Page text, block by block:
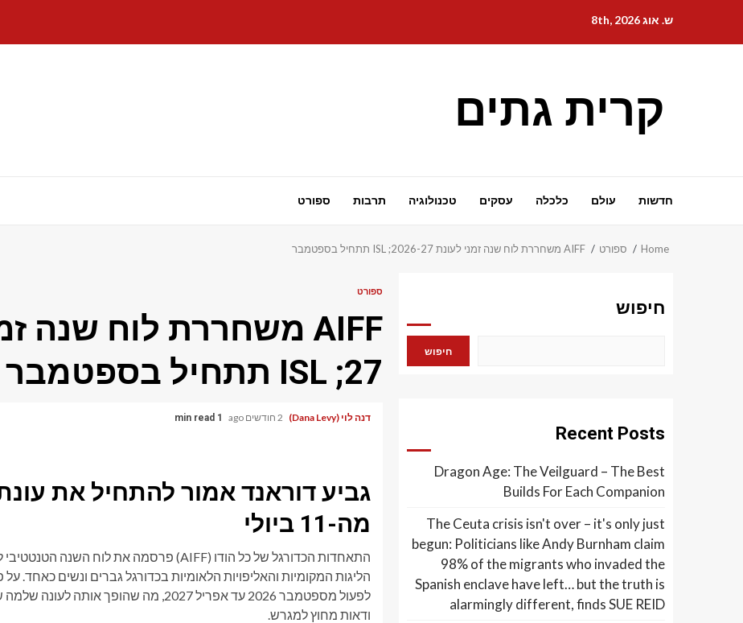
content
ש. אוג 8th, 2026
קרית גתים
חדשות עולם כלכלה עסקים טכנולוגיה תרבות ספורט
Home ספורט AIFF משחררת לוח שנה זמני לעונת 2026-27; ISL תתחיל בספטמבר
ספורט
27; ISL תתחיל בספטמבר
דנה לוי (Dana Levy) 2 חודשים ago 1 min read
מה-11 ביולי
לפעול מספטמבר 2026 עד אפריל 2027, מה
ודאות מחוץ למגרש.
חיפוש
חיפוש
Recent Posts
Dragon Age: The Veilguard – The Best
Builds For Each Companion
The Ceuta crisis isn't over – it's only just
begun: Politicians like Andy Burnham claim
98% of the migrants who invaded the
Spanish enclave have left… but the truth is
alarmingly different, finds SUE REID